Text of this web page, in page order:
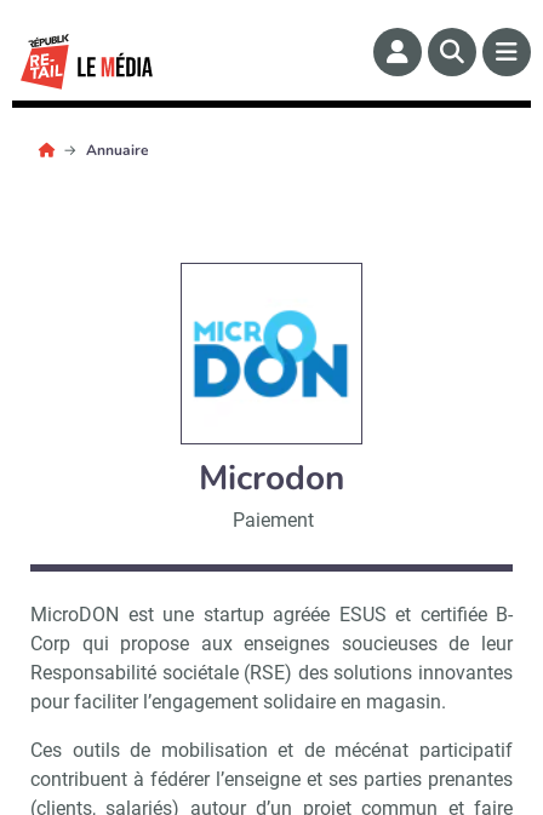
Annuaire
Microdon
Paiement
MicroDON est une startup agréée ESUS et certifiée B-
Corp qui propose aux enseignes soucieuses de leur
Responsabilité sociétale (RSE) des solutions innovantes
pour faciliter l’engagement solidaire en magasin.
Ces outils de mobilisation et de mécénat participatif
contribuent à fédérer l’enseigne et ses parties prenantes
(clients, salariés) autour d’un projet commun et faire